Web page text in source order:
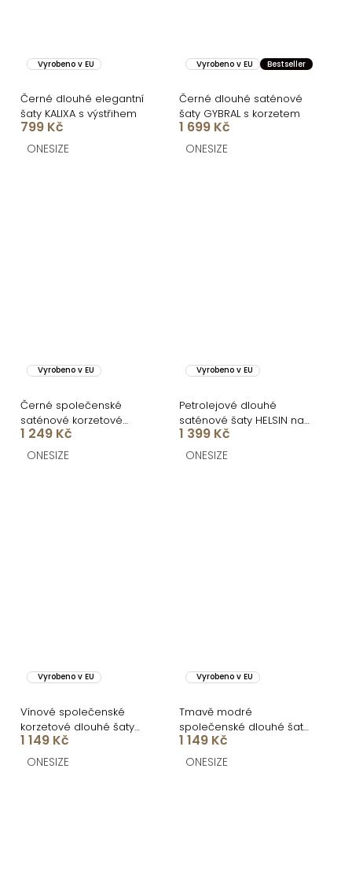
Vyrobeno v EU
Černé dlouhé elegantní
šaty KALIXA s výstřihem
799 Kč
ONESIZE
Vyrobeno v EU Bestseller
Černé dlouhé saténové
šaty GYBRAL s korzetem
1 699 Kč
ONESIZE
Vyrobeno v EU
Černé společenské
saténové korzetové
dlouhé šaty ZONTIRE
1 249 Kč
ONESIZE
Vyrobeno v EU
Petrolejové dlouhé
saténové šaty HELSIN na
ramínka
1 399 Kč
ONESIZE
Vyrobeno v EU
Vínové společenské
korzetové dlouhé šaty
FAYELA
1 149 Kč
ONESIZE
Vyrobeno v EU
Tmavě modré
společenské dlouhé šaty
FAYELA
1 149 Kč
ONESIZE